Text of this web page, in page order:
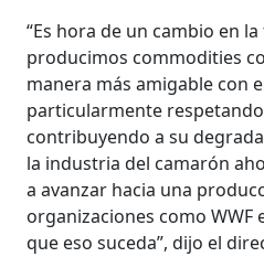
“Es hora de un cambio en
producimos commodities
manera más amigable con
particularmente
contribuyendo a su
la industria del camarón
a avanzar hacia una
organizaciones como WWF
que eso suceda”, dijo el